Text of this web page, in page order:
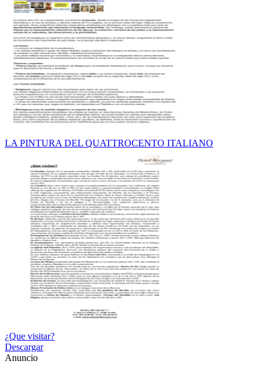
LA PINTURA DEL QUATTROCENTO ITALIANO
¿Que visitar?
Descargar
Anuncio